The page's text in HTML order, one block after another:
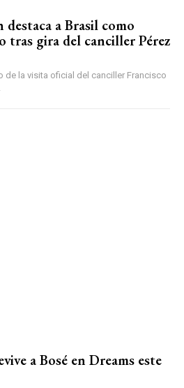
destaca a Brasil como
tras gira del canciller Pérez
de la visita oficial del canciller Francisco
a Bosé en Dreams este